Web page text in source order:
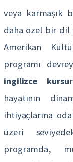
veya karmaşık
daha özel bir
Amerikan
programı
ingilizce kursu
hayatının
ihtiyaçlarına
üzeri
programda,